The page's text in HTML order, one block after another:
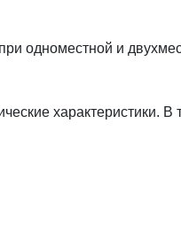
одноместной и
характеристики.